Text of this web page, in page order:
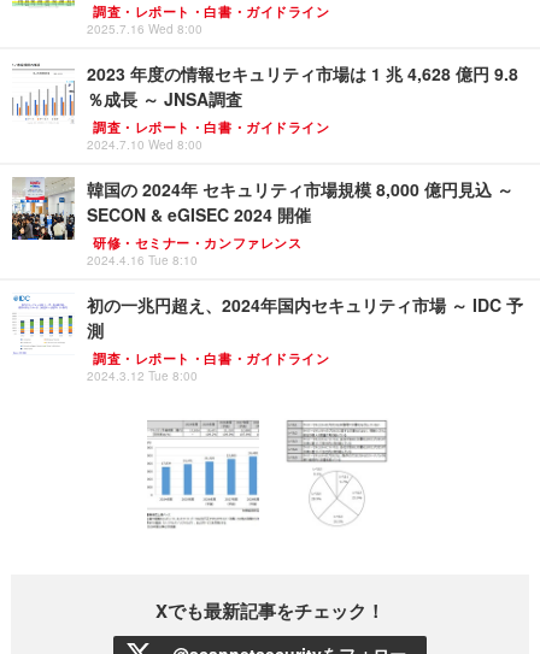
調査・レポート・白書・ガイドライン
2025.7.16 Wed 8:00
2023 年度の情報セキュリティ市場は 1 兆 4,628 億円 9.8
％成長 ～ JNSA調査
調査・レポート・白書・ガイドライン
2024.7.10 Wed 8:00
韓国の 2024年 セキュリティ市場規模 8,000 億円見込 ～
SECON & eGISEC 2024 開催
研修・セミナー・カンファレンス
2024.4.16 Tue 8:10
初の一兆円超え、2024年国内セキュリティ市場 ～ IDC 予
測
調査・レポート・白書・ガイドライン
2024.3.12 Tue 8:00
Xでも最新記事をチェック！